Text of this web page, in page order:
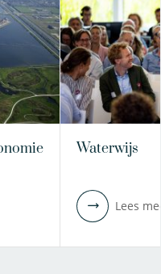
Waterwijs
Lees